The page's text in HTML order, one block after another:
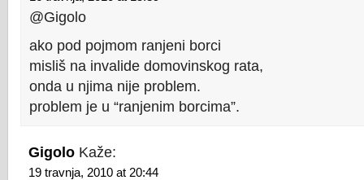
@Gigolo
ako pod pojmom ranjeni borci
misliš na invalide domovinskog rata,
onda u njima nije problem.
problem je u “ranjenim borcima”.
Gigolo Kaže:
19 travnja, 2010 at 20:44